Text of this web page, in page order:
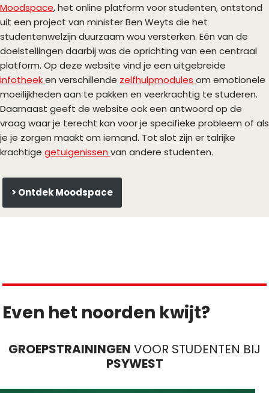
Moodspace, het online platform voor studenten, ontstond
uit een project van minister Ben Weyts die het
studentenwelzijn duurzaam wou versterken. Eén van de
doelstellingen daarbij was de oprichting van een centraal
platform. Op deze website vind je een uitgebreide
infotheeken verschillende zelfhulpmodules om emotionele
moeilijkheden aan te pakken en veerkrachtig te studeren.
Daarnaast geeft de website ook een antwoord op de
vraag waar je terecht kan voor je specifieke probleem of als
je je zorgen maakt om iemand. Tot slot zijn er talrijke
krachtige getuigenissen van andere studenten.
> Ontdek Moodspace
Even het noorden kwijt?
GROEPSTRAININGEN VOOR STUDENTEN BIJ
PSYWEST